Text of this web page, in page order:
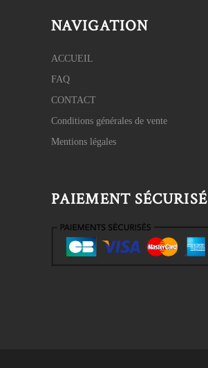
NAVIGATION
ACCUEIL
FAQ
CONTACT
Conditions générales de vente
Mentions légales
PAIEMENT SÉCURISÉ